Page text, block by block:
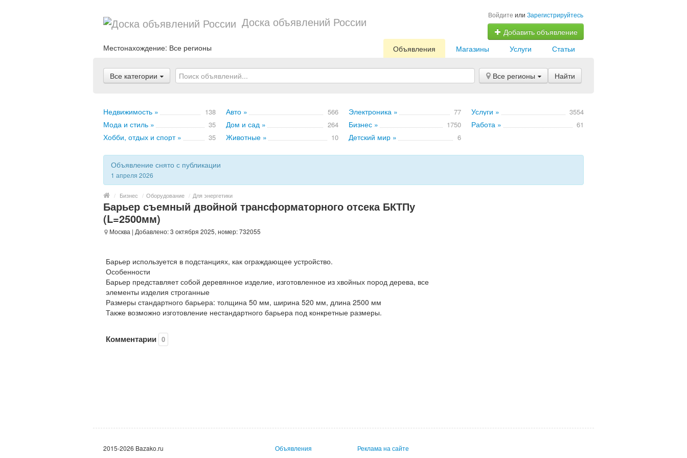
Доска объявлений России Войдите или Зарегистрируйтесь
Добавить объявление
Местонахождение: Все регионы Статьи
Услуги
Магазины
Объявления
Все категории Все регионы Найти
Недвижимость » 138 Авто » 566 Электроника » 77 Услуги » 3554
Мода и стиль » 35 Дом и сад » 264 Бизнес » 1750 Работа » 61
Хобби, отдых и спорт » 35 Животные » 10 Детский мир » 6
Объявление снято с публикации
1 апреля 2026
/ Бизнес / Оборудование / Для энергетики
Барьер съемный двойной трансформаторного отсека БКТПу
(L=2500мм)
Москва | Добавлено: 3 октября 2025, номер: 732055
Барьер используется в подстанциях, как ограждающее устройство.
Особенности
Барьер представляет собой деревянное изделие, изготовленное из хвойных пород дерева, все
элементы изделия строганные
Размеры стандартного барьера: толщина 50 мм, ширина 520 мм, длина 2500 мм
Также возможно изготовление нестандартного барьера под конкретные размеры.
Комментарии 0
2015-2026 Bazako.ru Объявления Реклама на сайте